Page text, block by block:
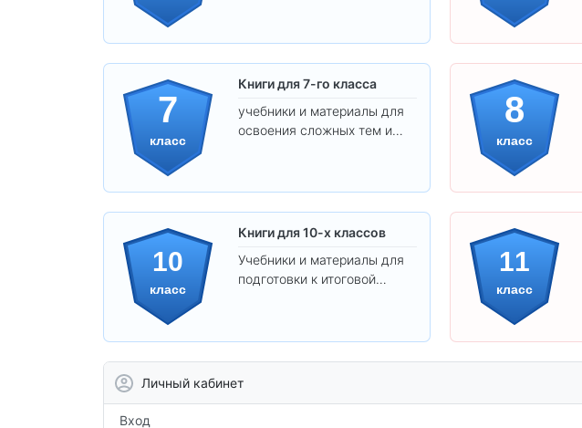
7
класс
Книги для 7-го класса
учебники и материалы для
освоения сложных тем и
8
класс
10
класс
Книги для 10-х классов
Учебники и материалы для
подготовки к итоговой
11
класс
Личный кабинет
Вход